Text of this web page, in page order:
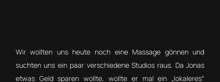
Wir wollten uns heute noch eine Massage gönnen und
suchten uns ein paar verschiedene Studios raus. Da Jonas
etwas Geld sparen wollte, wollte er mal ein „lokaleres“